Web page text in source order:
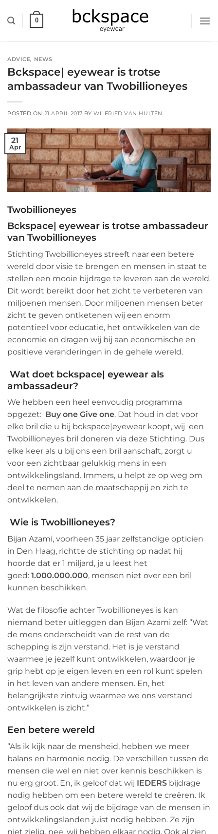
to
content
0
ADVICE, NEWS
Bckspace| eyewear is trotse
ambassadeur van Twobillioneyes
POSTED ON 21 APRIL 2017 BYWILFRIED VAN HULTEN
21
Apr
Twobillioneyes
Bckspace| eyewear is trotse ambassadeur
van Twobillioneyes
Stichting Twobillioneyes streeft naar een betere
wereld door visie te brengen en mensen in staat te
stellen een mooie bijdrage te leveren aan de wereld.
Dit wordt bereikt door het zicht te verbeteren van
miljoenen mensen. Door miljoenen mensen beter
zicht te geven ontketenen wij een enorm
potentieel voor educatie, het ontwikkelen van de
economie en dragen wij bij aan economische en
positieve veranderingen in de gehele wereld.
Wat doet bckspace| eyewear als
ambassadeur?
We hebben een heel eenvoudig programma
opgezet: Buy one Give one. Dat houd in dat voor
elke bril die u bij bckspace|eyewear koopt, wij een
Twobillioneyes bril doneren via deze Stichting. Dus
elke keer als u bij ons een bril aanschaft, zorgt u
voor een zichtbaar gelukkig mens in een
ontwikkelingsland. Immers, u helpt ze op weg om
deel te nemen aan de maatschappij en zich te
ontwikkelen.
Wie is Twobillioneyes?
Bijan Azami, voorheen 35 jaar zelfstandige opticien
in Den Haag, richtte de stichting op nadat hij
hoorde dat er 1 miljard, ja u leest het
goed: 1.000.000.000, mensen niet over een bril
kunnen beschikken.
Wat de filosofie achter Twobillioneyes is kan
niemand beter uitleggen dan Bijan Azami zelf: “Wat
de mens onderscheidt van de rest van de
schepping is zijn verstand. Het is je verstand
waarmee je jezelf kunt ontwikkelen, waardoor je
grip hebt op je eigen leven en een rol kunt spelen
in het leven van andere mensen. En, het
belangrijkste zintuig waarmee we ons verstand
ontwikkelen is zicht.”
Een betere wereld
“Als ik kijk naar de mensheid, hebben we meer
balans en harmonie nodig. De verschillen tussen de
mensen die wel en niet over kennis beschikken is
nu erg groot. En, ik geloof dat wij IEDERS bijdrage
nodig hebben om een betere wereld te creëren. Ik
geloof dus ook dat wij de bijdrage van de mensen in
ontwikkelingslanden juist nodig hebben. Ze zijn
niet zielig, nee, wij hebben elkaar nodig. Ook al zien